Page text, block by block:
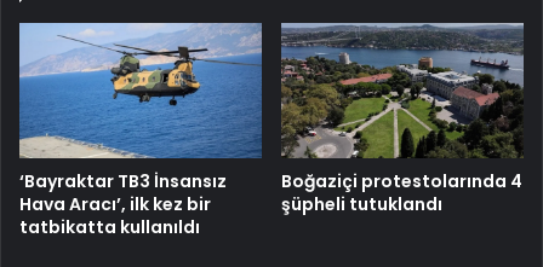
‘Bayraktar TB3 İnsansız
Hava Aracı’, ilk kez bir
tatbikatta kullanıldı
Boğaziçi protestolarında 4
şüpheli tutuklandı